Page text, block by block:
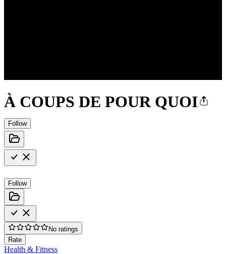
À COUPS DE POUR QUOI
Follow
Follow
No ratings
Rate
Health & Fitness